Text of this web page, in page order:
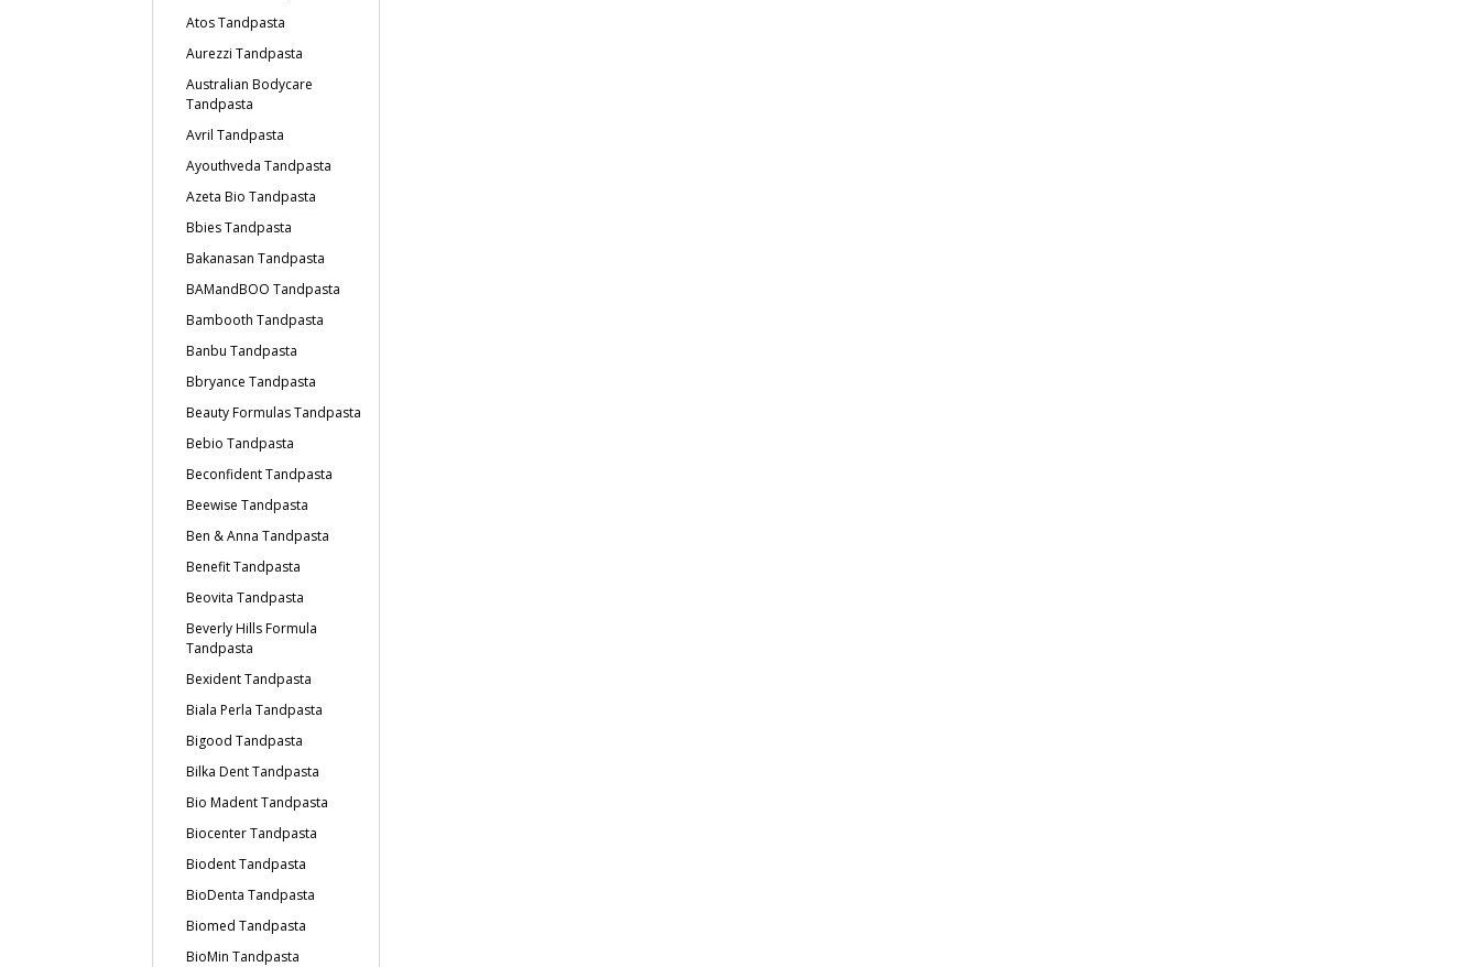
Atos Tandpasta
Aurezzi Tandpasta
Australian Bodycare
Tandpasta
Avril Tandpasta
Ayouthveda Tandpasta
Azeta Bio Tandpasta
Bbies Tandpasta
Bakanasan Tandpasta
BAMandBOO Tandpasta
Bambooth Tandpasta
Banbu Tandpasta
Bbryance Tandpasta
Beauty Formulas Tandpasta
Bebio Tandpasta
Beconfident Tandpasta
Beewise Tandpasta
Ben & Anna Tandpasta
Benefit Tandpasta
Beovita Tandpasta
Beverly Hills Formula
Tandpasta
Bexident Tandpasta
Biala Perla Tandpasta
Bigood Tandpasta
Bilka Dent Tandpasta
Bio Madent Tandpasta
Biocenter Tandpasta
Biodent Tandpasta
BioDenta Tandpasta
Biomed Tandpasta
BioMin Tandpasta